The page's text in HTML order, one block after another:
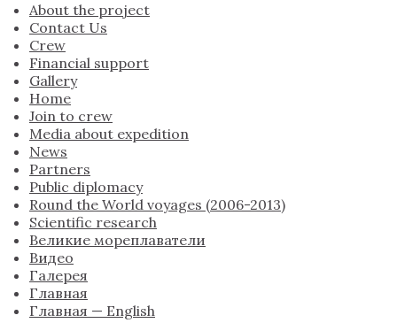
About the project
Contact Us
Crew
Financial support
Gallery
Home
Join to crew
Media about expedition
News
Partners
Public diplomacy
Round the World voyages (2006-2013)
Scientific research
Великие мореплаватели
Видео
Галерея
Главная
Главная — English